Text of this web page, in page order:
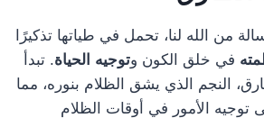
من الله لنا، تحمل في طياتها تذكيرًا
في خلق الكون وتوجيه الحياة. تبدأ
النجم الذي يشق الظلام بنوره، مما
توجيه الأمور في أوقات الظلام